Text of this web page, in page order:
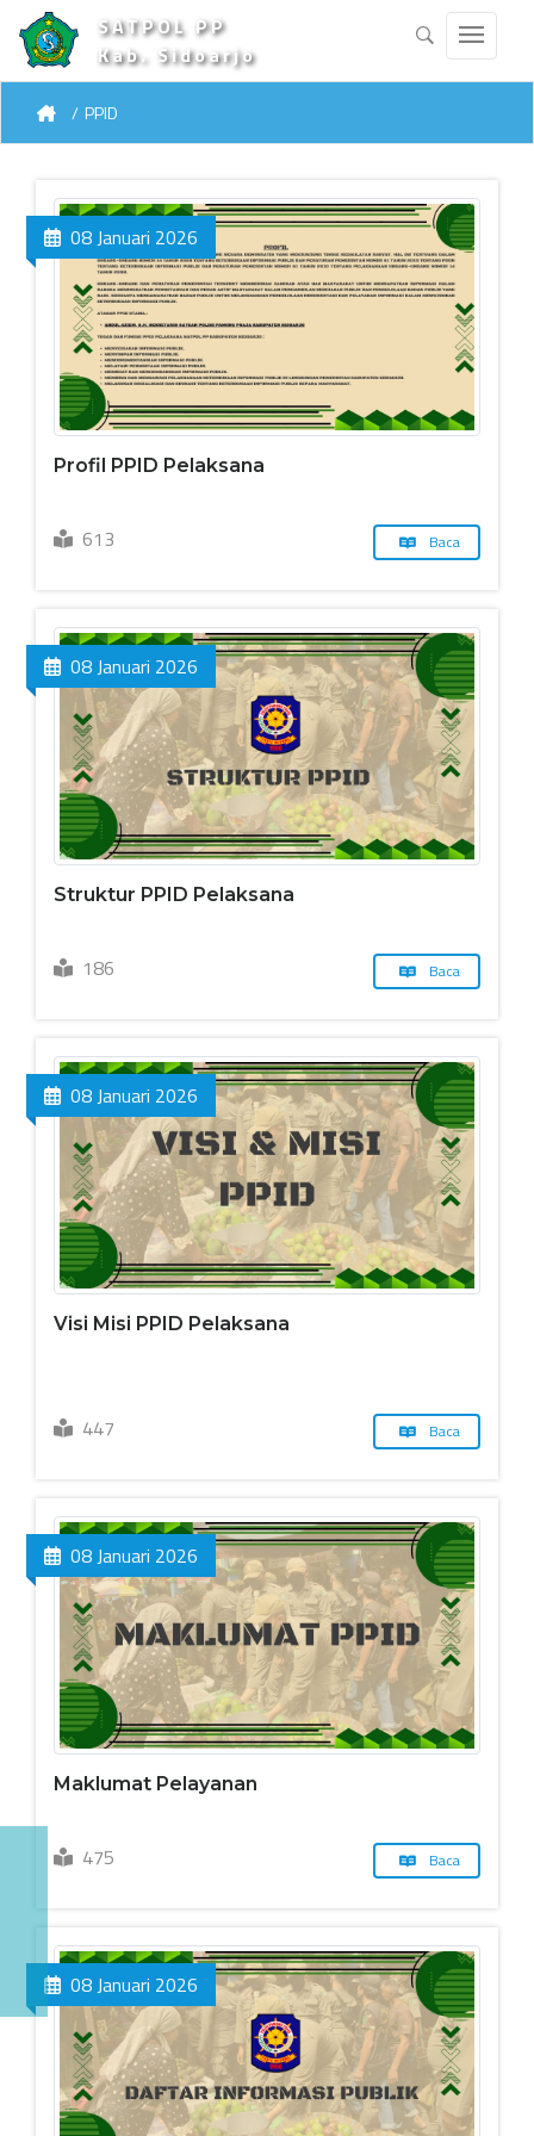
SATPOL PP
Kab. Sidoarjo
PPID
08 Januari 2026
Profil PPID Pelaksana
613 Baca
08 Januari 2026
Struktur PPID Pelaksana
186 Baca
08 Januari 2026
Visi Misi PPID Pelaksana
447 Baca
08 Januari 2026
Maklumat Pelayanan
475 Baca
08 Januari 2026